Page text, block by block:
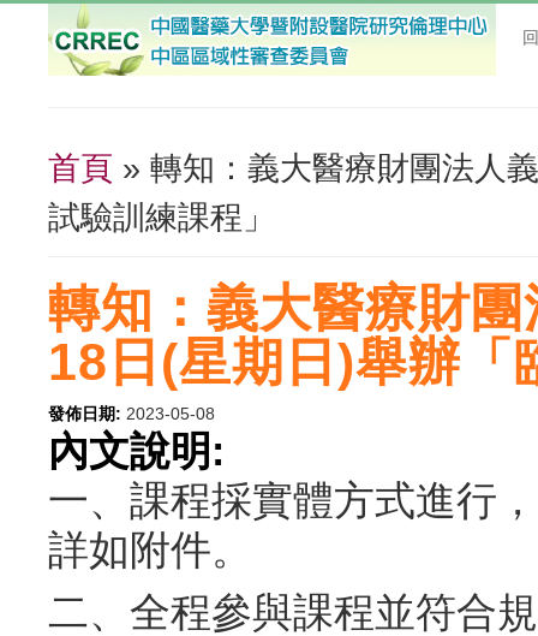
您在這裡
首頁 » 轉知：義大醫療財團法人
試驗訓練課程」
轉知：義大醫療財
18日(星期日)舉辦「
發佈日期: 2023-05-08
內文說明:
一、課程採實體方式進行
詳如附件。
二、全程參與課程並符合